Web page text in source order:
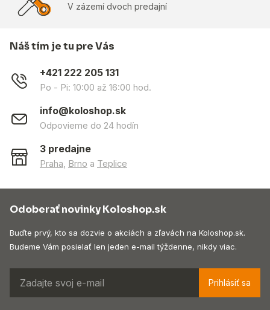
V zázemí dvoch predajní
Náš tím je tu pre Vás
+421 222 205 131
Po - Pi: 10:00 až 16:00 hod.
info@koloshop.sk
Odpovieme do 24 hodín
3 predajne
Praha Brno a Teplice
Odoberať novinky Koloshop.sk
Buďte prvý, kto sa dozvie o akciách a zľavách na Koloshop.sk.
Budeme Vám posielať len jeden e-mail týždenne, nikdy viac.
Prihlásiť sa